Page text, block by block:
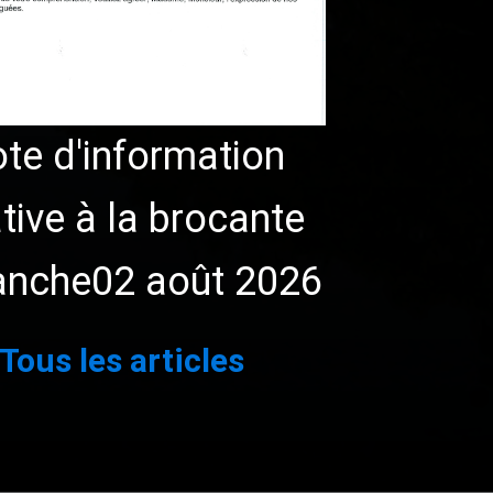
d'information
à la brocante
août 2026
les articles